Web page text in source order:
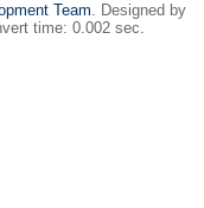
Team. Designed by
time: 0.002 sec.